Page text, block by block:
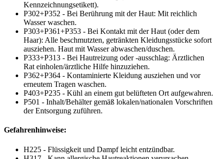
Kennzeichnungsetikett).
P302+P352 - Bei Berührung mit der Haut: Mit reichlich
Wasser waschen.
P303+P361+P353 - Bei Kontakt mit der Haut (oder dem
Haar): Alle beschmutzten, getränkten Kleidungsstücke sofort
ausziehen. Haut mit Wasser abwaschen/duschen.
P333+P313 - Bei Hautreizung oder -ausschlag: Ärztlichen
Rat einholen/ärztliche Hilfe hinzuziehen.
P362+P364 - Kontaminierte Kleidung ausziehen und vor
erneutem Tragen waschen.
P403+P235 - Kühl an einem gut belüfteten Ort aufgewahren.
P501 - Inhalt/Behälter gemäß lokalen/nationalen Vorschriften
der Entsorgung zuführen.
Gefahrenhinweise:
H225 - Flüssigkeit und Dampf leicht entzündbar.